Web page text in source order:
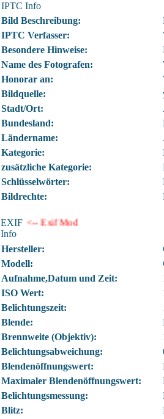
IPTC Info
Bild Beschreibung:
IPTC Verfasser:
Besondere Hinweise:
Name des Fotografen:
Honorar an:
Bildquelle:
Stadt/Ort:
Bundesland:
Ländername:
Kategorie:
zusätzliche Kategorie:
Schlüsselwörter:
Bildrechte:
EXIF
Info
<-- Exif Mod
Hersteller:
Modell:
Aufnahme,Datum und Zeit:
ISO Wert:
Belichtungszeit:
Blende:
Brennweite (Objektiv):
Belichtungsabweichung:
Blendenöffnungswert:
Maximaler Blendenöffnungswert:
Belichtungsmessung:
Blitz: